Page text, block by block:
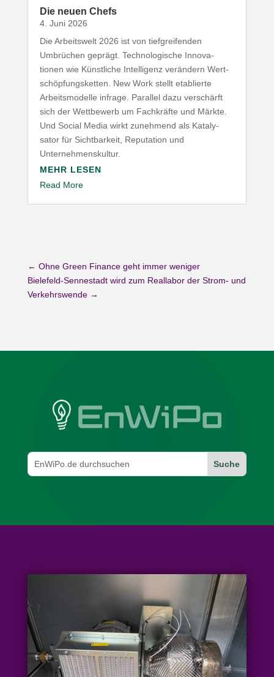
Die neuen Chefs
4. Juni 2026
Die Arbeitswelt 2026 ist von tief­grei­fenden
Umbrüchen geprägt. Tech­no­lo­gische Inno­va­
tionen wie Künst­liche Intel­ligenz verändern Wert­
schöp­fungs­ketten. New Work stellt etablierte
Arbeits­mo­delle infrage. Parallel dazu verschärft
sich der Wett­bewerb um Fach­kräfte und Märkte.
Und Social Media wirkt zunehmend als Kata­ly­
sator für Sicht­barkeit, Repu­tation und
Unternehmenskultur.
MEHR LESEN
Read More
← Ohne Green Finance geht immer weniger
Bielefeld-Sennestadt wird zum Reallabor der Strom- und
Verkehrswende→